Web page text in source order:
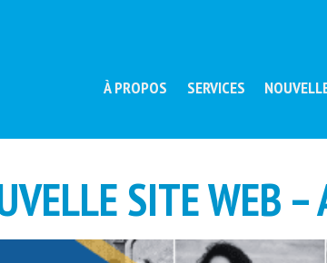
À PROPOS SERVICES
SITE WEB